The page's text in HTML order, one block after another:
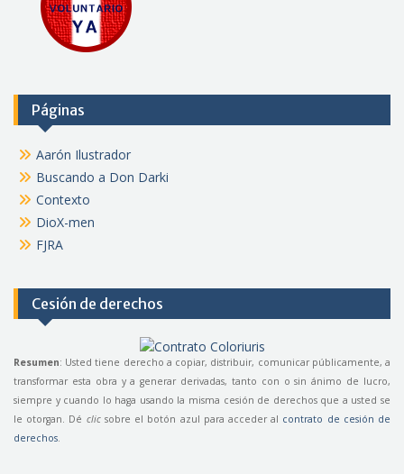
Páginas
Aarón Ilustrador
Buscando a Don Darki
Contexto
DioX-men
FJRA
Cesión de derechos
Resumen: Usted tiene derecho a copiar, distribuir, comunicar públicamente, a
transformar esta obra y a generar derivadas, tanto con o sin ánimo de lucro,
siempre y cuando lo haga usando la misma cesión de derechos que a usted se
le otorgan. Dé clicsobre el botón azul para acceder al contrato de cesión de
derechos